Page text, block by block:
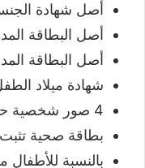
أصل شهادة
أصل البطاقة
أصل البطاقة
شهادة ميلاد
4 صور شخصية حديثة للطفل مقاس 4×6 سم.
بطاقة صحية
بالنسبة للأطفال